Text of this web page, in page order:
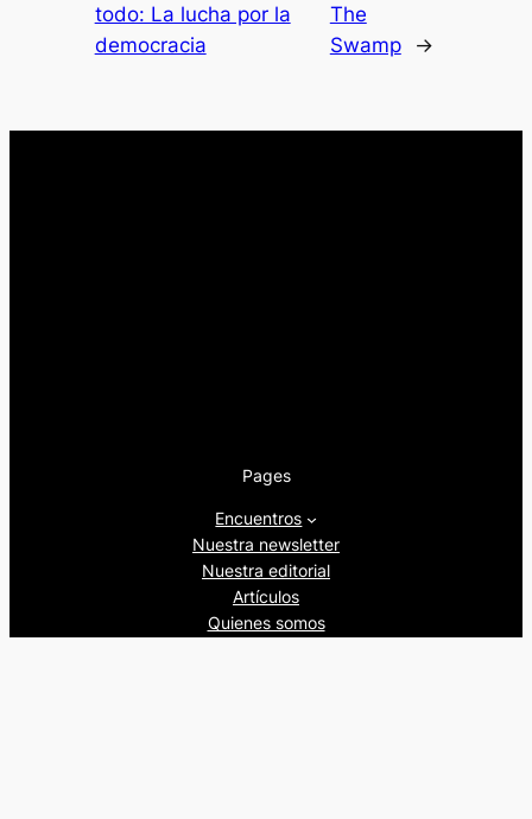
todo: La lucha por la
democracia
The
Swamp
→
Pages
Encuentros
Nuestra newsletter
Nuestra editorial
Artículos
Quienes somos